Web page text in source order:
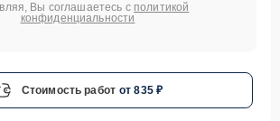
Вы соглашаетесь с политикой
конфиденциальности
Стоимость работ от 835 ₽